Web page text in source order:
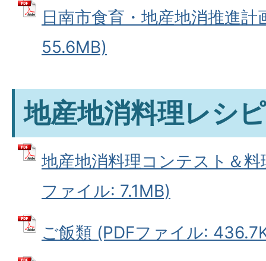
日南市食育・地産地消推進
55.6MB)
地産地消料理レシ
地産地消料理コンテスト＆
ファイル: 7.1MB)
ご飯類 (PDFファイル: